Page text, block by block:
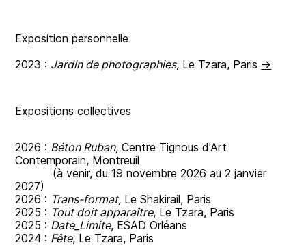
Exposition personnelle
2023 : Jardin de photographies, Le Tzara, Paris →
Expositions collectives
2026 : Béton Ruban, Centre Tignous d'Art
Contemporain, Montreuil
(à venir, du 19 novembre 2026 au 2 janvier
2027)
2026 : Trans-format, Le Shakirail, Paris
2025 : Tout doit apparaître, Le Tzara, Paris
2025 : Date_Limite, ESAD Orléans
2024 : Fête, Le Tzara, Paris